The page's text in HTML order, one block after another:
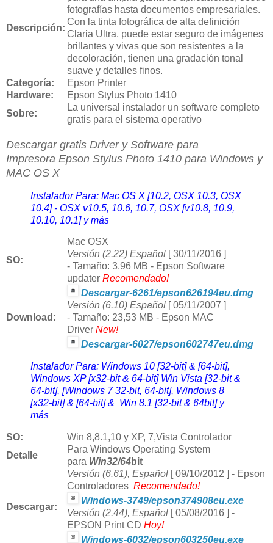
Descripción:
fotografías hasta documentos empresariales.
Con la tinta fotográfica de alta definición
Claria Ultra, puede estar seguro de imágenes
brillantes y vivas que son resistentes a la
decoloración, tienen una gradación tonal
suave y detalles finos.
Categoría:
Epson Printer
Hardware:
Epson Stylus Photo 1410
Sobre:
La universal instalador un software completo
gratis para el sistema operativo
Descargar gratis Driver y Software para
Impresora Epson Stylus Photo 1410 para Windows y
MAC OS X
Instalador Para: Mac OS X [10.2, OSX 10.3, OSX
10.4] - OSX v10.5, 10.6, 10.7, OSX [v10.8, 10.9,
10.10, 10.1] y más
SO:
Mac OSX
Versión (2.22) Español [ 30/11/2016 ]
- Tamaño: 3.96 MB - Epson Software
updater Recomendado!
Download :
Descargar-6261/epson626194eu.dmg
Versión (6.10) Español [ 05/11/2007 ]
- Tamaño: 23,53 MB - Epson MAC
Driver New!
Descargar-6027/epson602747eu.dmg
Instalador Para: Windows 10 [32-bit] & [64-bit],
Windows XP [x32-bit & 64-bit] Win Vista [32-bit &
64-bit], [Windows 7 32-bit, 64-bit], Windows 8
[x32-bit] & [64-bit] & Win 8.1 [32-bit & 64bit] y
más
SO: Win 8,8.1,10 y XP, 7,Vista Controlador
Detalle
Para Windows Operating System
para Win32/64bit
Descargar:
Versión (6.61), Español [ 09/10/2012 ] - Epson
Controladores Recomendado!
Windows-3749/epson374908eu.exe
Versión (2.44), Español [ 05/08/2016 ] -
EPSON Print CD Hoy!
Windows-6032/epson603250eu.exe